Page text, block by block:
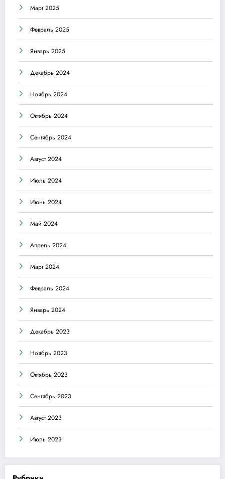
Март 2025
Февраль 2025
Январь 2025
Декабрь 2024
Ноябрь 2024
Октябрь 2024
Сентябрь 2024
Август 2024
Июль 2024
Июнь 2024
Май 2024
Апрель 2024
Март 2024
Февраль 2024
Январь 2024
Декабрь 2023
Ноябрь 2023
Октябрь 2023
Сентябрь 2023
Август 2023
Июль 2023